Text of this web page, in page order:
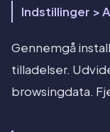
Indstillinger >
Gennemgå
tilladelser.
browsingdata.